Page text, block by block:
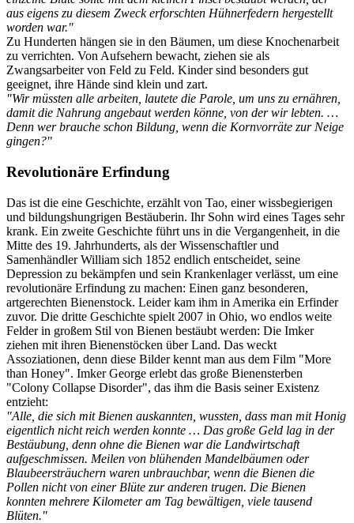
aus eigens zu diesem Zweck erforschten Hühnerfedern hergestellt
worden war."
Zu Hunderten hängen sie in den Bäumen, um diese Knochenarbeit
zu verrichten. Von Aufsehern bewacht, ziehen sie als
Zwangsarbeiter von Feld zu Feld. Kinder sind besonders gut
geeignet, ihre Hände sind klein und zart.
"Wir müssten alle arbeiten, lautete die Parole, um uns zu ernähren,
damit die Nahrung angebaut werden könne, von der wir lebten. …
Denn wer brauche schon Bildung, wenn die Kornvorräte zur Neige
gingen?"
Revolutionäre Erfindung
Das ist die eine Geschichte, erzählt von Tao, einer wissbegierigen
und bildungshungrigen Bestäuberin. Ihr Sohn wird eines Tages sehr
krank. Ein zweite Geschichte führt uns in die Vergangenheit, in die
Mitte des 19. Jahrhunderts, als der Wissenschaftler und
Samenhändler William sich 1852 endlich entscheidet, seine
Depression zu bekämpfen und sein Krankenlager verlässt, um eine
revolutionäre Erfindung zu machen: Einen ganz besonderen,
artgerechten Bienenstock. Leider kam ihm in Amerika ein Erfinder
zuvor. Die dritte Geschichte spielt 2007 in Ohio, wo endlos weite
Felder in großem Stil von Bienen bestäubt werden: Die Imker
ziehen mit ihren Bienenstöcken über Land. Das weckt
Assoziationen, denn diese Bilder kennt man aus dem Film "More
than Honey". Imker George erlebt das große Bienensterben
"Colony Collapse Disorder", das ihm die Basis seiner Existenz
entzieht:
"Alle, die sich mit Bienen auskannten, wussten, dass man mit Honig
eigentlich nicht reich werden konnte … Das große Geld lag in der
Bestäubung, denn ohne die Bienen war die Landwirtschaft
aufgeschmissen. Meilen von blühenden Mandelbäumen oder
Blaubeersträuchern waren unbrauchbar, wenn die Bienen die
Pollen nicht von einer Blüte zur anderen trugen. Die Bienen
konnten mehrere Kilometer am Tag bewältigen, viele tausend
Blüten."